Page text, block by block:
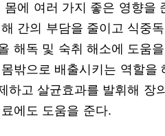
에 여러 가지 좋은 영향을
간의 부담을 줄이고 식중
해독 및 숙취 해소에 도움
밖으로 배출시키는 역할을
하고 살균효과를 발휘해 장
에도 도움을 준다.